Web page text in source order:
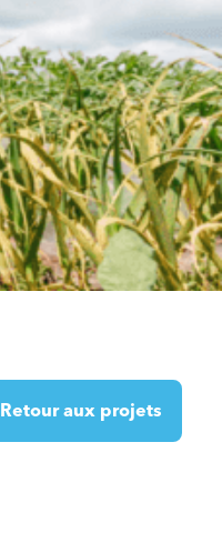
Retour aux projets